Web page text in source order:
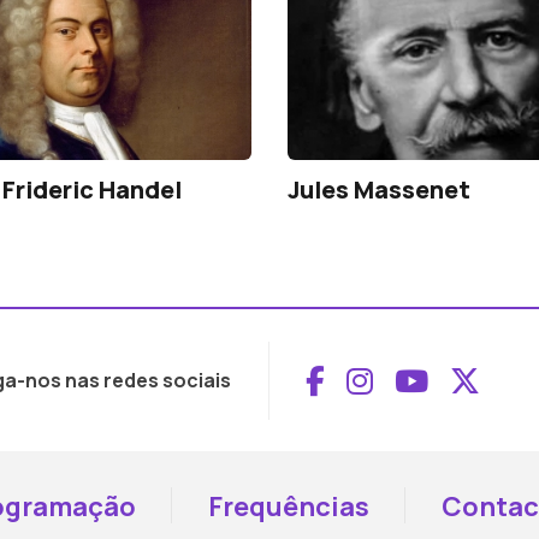
Handel Jules Massenet
nos nas redes sociais Aceder ao
Aceder ao
Aceder
Frequências